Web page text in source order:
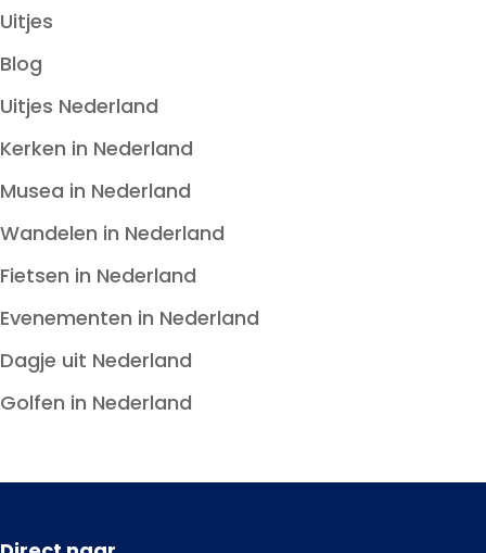
Uitjes
Blog
Uitjes Nederland
Kerken in Nederland
Musea in Nederland
Wandelen in Nederland
Fietsen in Nederland
Evenementen in Nederland
Dagje uit Nederland
Golfen in Nederland